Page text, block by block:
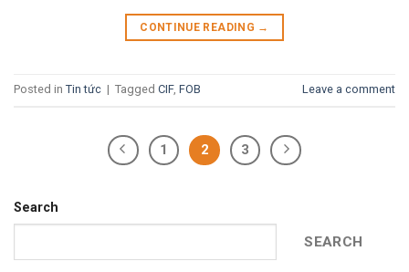
CONTINUE READING →
Posted in Tin tức | Tagged CIF, FOB Leave a comment
1 2 3
Search
SEARCH